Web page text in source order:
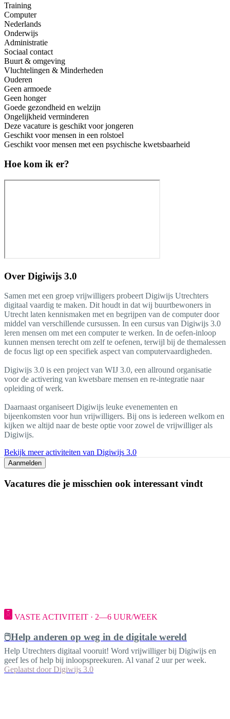
Training
Computer
Nederlands
Onderwijs
Administratie
Sociaal contact
Buurt & omgeving
Vluchtelingen & Minderheden
Ouderen
Geen armoede
Geen honger
Goede gezondheid en welzijn
Ongelijkheid verminderen
Deze vacature is geschikt voor jongeren
Geschikt voor mensen in een rolstoel
Geschikt voor mensen met een psychische kwetsbaarheid
Hoe kom ik er?
Over Digiwijs 3.0
Samen met een groep vrijwilligers probeert Digiwijs Utrechters
digitaal vaardig te maken. Dit houdt in dat wij buurtbewoners in
Utrecht laten kennismaken met en begrijpen van de computer door
middel van verschillende cursussen. In een cursus van Digiwijs 3.0
leren mensen om met een computer te werken. In de oefen-inloop
kunnen mensen terecht om zelf te oefenen, terwijl bij de themalessen
de focus ligt op een specifiek aspect van computervaardigheden.
Digiwijs 3.0 is een project van WIJ 3.0, een allround organisatie
voor de activering van kwetsbare mensen en re-integratie naar
opleiding of werk.
Daarnaast organiseert Digiwijs leuke evenementen en
bijeenkomsten voor hun vrijwilligers. Bij ons is iedereen welkom en
kijken we altijd naar de beste optie voor zowel de vrijwilliger als
Digiwijs.
Bekijk meer activiteiten van Digiwijs 3.0
Aanmelden
Vacatures die je misschien ook interessant vindt
VASTE ACTIVITEIT · 2—6 UUR/WEEK
🖱️Help anderen op weg in de digitale wereld
Help Utrechters digitaal vooruit! Word vrijwilliger bij Digiwijs en
geef les of help bij inloopspreekuren. Al vanaf 2 uur per week.
Geplaatst door Digiwijs 3.0